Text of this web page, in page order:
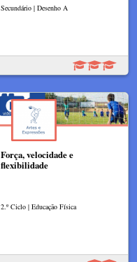
Secundário | Desenho A
Força, velocidade e
flexibilidade
2.º Ciclo | Educação Física